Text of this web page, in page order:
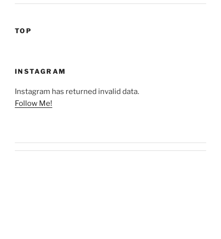
TOP
INSTAGRAM
Instagram has returned invalid data.
Follow Me!